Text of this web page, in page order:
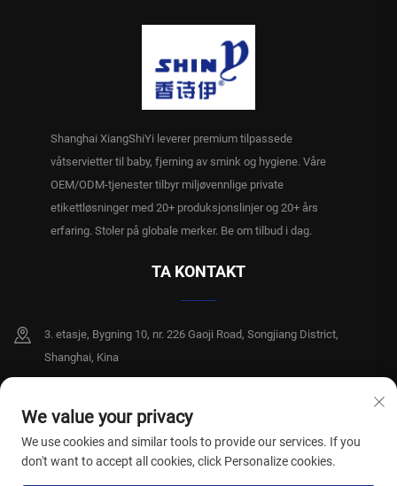
Shanghai XiangShiYi leverer premium tilpassede
våtservietter til baby, fjerning av smink og hygiene. Våre
OEM/ODM-tjenester tilbyr miljøvennlige private
etikettløsninger med 20+ produksjonslinjer og 20+ års
erfaring. Stoler på globale merker. Be om tilbud i dag.
TA KONTAKT
3. etasje, Bygning 10, nr. 226 Gaoji Road, Songjiang District,
Shanghai, Kina
We value your privacy
We use cookies and similar tools to provide our services. If you
don't want to accept all cookies, click Personalize cookies.